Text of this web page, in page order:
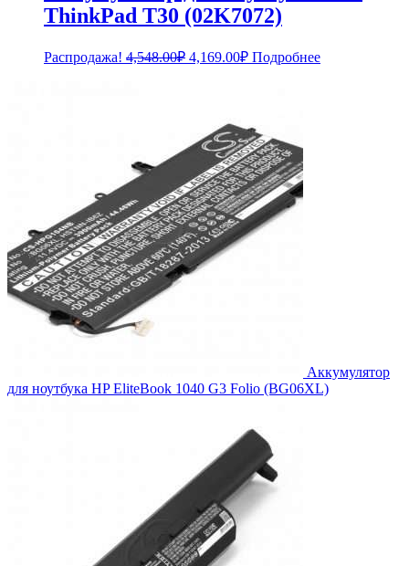
ThinkPad T30 (02K7072)
Распродажа! 4,548.00₽ Первоначальная
4,169.00₽Текущая
цена:
Подробнее
Аккумулятор
для ноутбука HP EliteBook 1040 G3 Folio (BG06XL)